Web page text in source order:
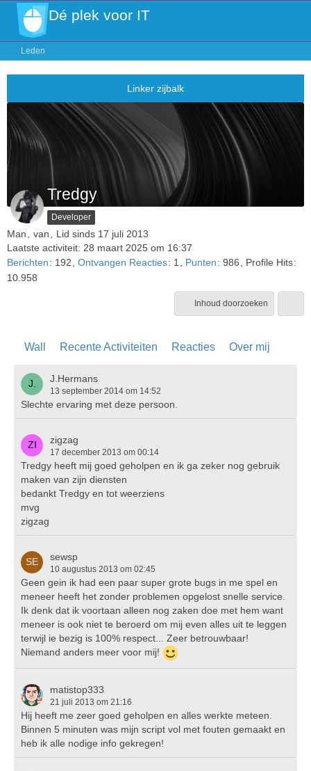
Dé plek voor IT
Leden
Tredgy
Developer
Man van
Lid sinds 17 juli 2013
Laatste activiteit: 28 maart 2025 om 16:37
Berichten
192 Ontvangen Reacties 1 Punten 986
Profile Hits
10.958
Inhoud doorzoeken
Wall Recente Activiteiten Reacties Over mij
J.Hermans
13 september 2014 om 14:52
Slechte ervaring met deze persoon.
zigzag
17 december 2013 om 00:14
Tredgy heeft mij goed geholpen en ik ga zeker nog gebruik
maken van zijn diensten
bedankt Tredgy en tot weerziens
mvg
zigzag
sewsp
10 augustus 2013 om 02:45
Geen gein ik had een paar super grote bugs in me spel en
meneer heeft het zonder problemen opgelost snelle service.
Ik denk dat ik voortaan alleen nog zaken doe met hem want
meneer is ook niet te beroerd om mij even alles uit te leggen
terwijl ie bezig is 100% respect... Zeer betrouwbaar!
Niemand anders meer voor mij!
matistop333
21 juli 2013 om 21:16
Hij heeft me zeer goed geholpen en alles werkte meteen.
Binnen 5 minuten was mijn script vol met fouten gemaakt en
heb ik alle nodige info gekregen!